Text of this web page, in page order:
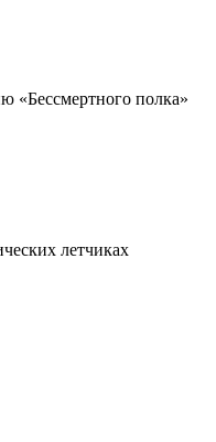
«Бессмертного полка»
летчиках